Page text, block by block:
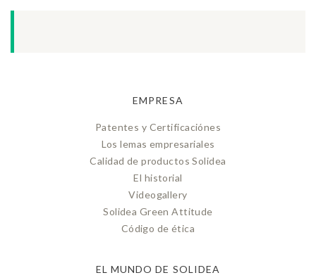
EMPRESA
Patentes y Certificaciónes
Los lemas empresariales
Calidad de productos Solidea
El historial
Videogallery
Solidea Green Attitude
Código de ética
EL MUNDO DE SOLIDEA